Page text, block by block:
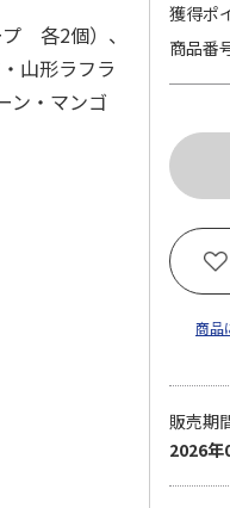
各2個）、
山形ラフラ
ン・マンゴ
獲得ポ
商品番
商品
販売期
2026年